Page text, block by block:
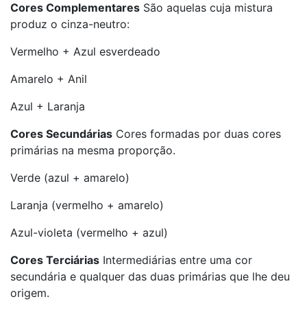
Cores Complementares São aquelas cuja mistura
produz o cinza-neutro:
Vermelho + Azul esverdeado
Amarelo + Anil
Azul + Laranja
Cores Secundárias Cores formadas por duas cores
primárias na mesma proporção.
Verde (azul + amarelo)
Laranja (vermelho + amarelo)
Azul-violeta (vermelho + azul)
Cores Terciárias Intermediárias entre uma cor
secundária e qualquer das duas primárias que lhe deu
origem.